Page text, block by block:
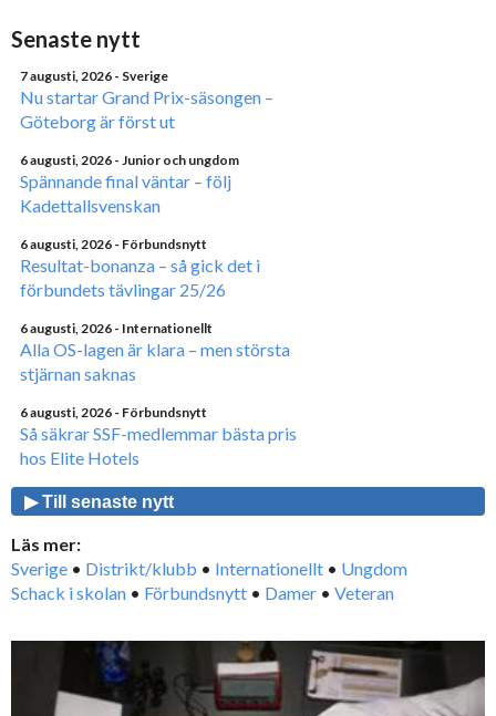
Senaste nytt
7 augusti, 2026 - Sverige
Nu startar Grand Prix-säsongen –
Göteborg är först ut
6 augusti, 2026 - Junior och ungdom
Spännande final väntar – följ
Kadettallsvenskan
6 augusti, 2026 - Förbundsnytt
Resultat-bonanza – så gick det i
förbundets tävlingar 25/26
6 augusti, 2026 - Internationellt
Alla OS-lagen är klara – men största
stjärnan saknas
6 augusti, 2026 - Förbundsnytt
Så säkrar SSF-medlemmar bästa pris
hos Elite Hotels
▶ Till senaste nytt
Läs mer:
Sverige • Distrikt/klubb • Internationellt • Ungdom
Schack i skolan • Förbundsnytt • Damer • Veteran